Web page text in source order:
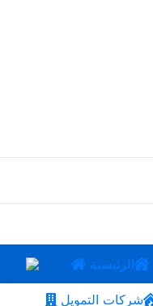
الرئيسية
شركات التمويل